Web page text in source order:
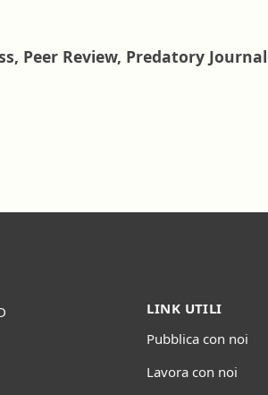
Peer Review, Predatory
LINK UTILI
Pubblica con noi
Lavora con noi